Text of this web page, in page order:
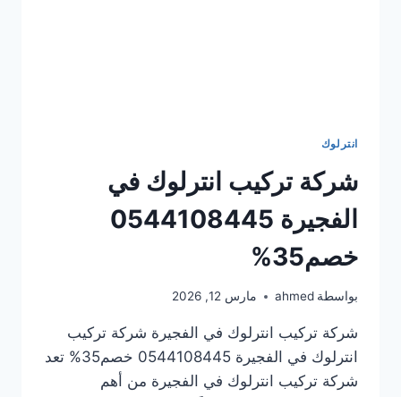
انترلوك
شركة تركيب انترلوك في
الفجيرة 0544108445
خصم35%
بواسطة ahmed مارس 12, 2026
شركة تركيب انترلوك في الفجيرة شركة تركيب
انترلوك في الفجيرة 0544108445 خصم35% تعد
شركة تركيب انترلوك في الفجيرة من أهم